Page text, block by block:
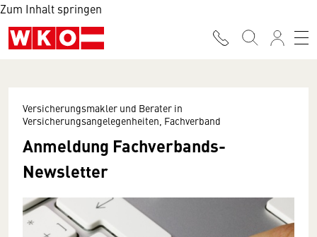
Zum Inhalt springen
Versicherungsmakler und Berater in
Versicherungsangelegenheiten, Fachverband
Anmeldung Fachverbands-
Newsletter